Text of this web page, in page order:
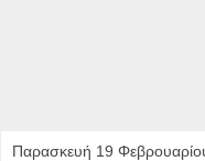
Παρασκευή 19